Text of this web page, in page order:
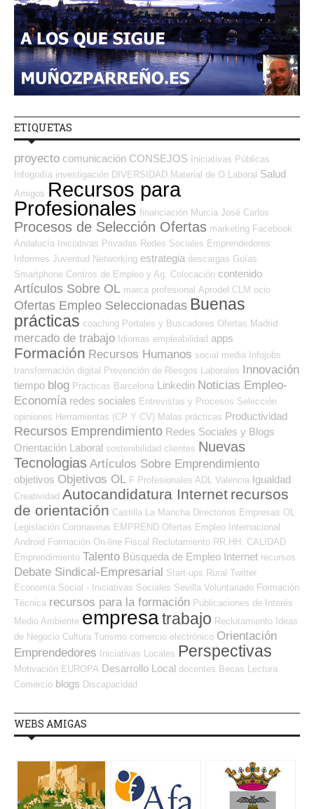
ETIQUETAS
proyecto comunicación CONSEJOS
Iniciativas Públicas
Infografía investigación DIVERSIDAD Material de O.Laboral Salud
Amigos Recursos para
Profesionales financiación Murcia José Carlos
Procesos de Selección Ofertas marketing Facebook
Andalucía Iniciativas Privadas Redes Sociales Emprendedores
Informes Juventud Networking estrategia descargas Guías
Smartphone Centros de Empleo y Ag. Colocación contenido
Artículos Sobre OL marca profesional Aprodel CLM ocio
Ofertas Empleo Seleccionadas Buenas
prácticas coaching Portales y Buscadores Ofertas Madrid
mercado de trabajo Idiomas empleabilidad apps
Formación Recursos Humanos social media Infojobs
transformación digital Prevención de Riesgos Laborales Innovación
tiempo blog Prácticas Barcelona Linkedin Noticias Empleo-
Economía redes sociales Entrevistas y Procesos Selección
opiniones Herramientas (CP Y CV) Malas prácticas Productividad
Recursos Emprendimiento Redes Sociales y Blogs
Orientación Laboral sostenibilidad clientes Nuevas
Tecnologias Artículos Sobre Emprendimiento
objetivos Objetivos OL F Profesionales ADL Valencia Igualdad
Creatividad Autocandidatura Internet recursos
de orientación Castilla La Mancha Directorios Empresas OL
Legislación Coronavirus EMPREND Ofertas Empleo Internacional
Android Formación On-line Fiscal Reclutamiento RR.HH. CALIDAD
Emprendimiento Talento Búsqueda de Empleo Internet recursos
Debate Sindical-Empresarial Start-ups Rural Twitter
Economía Social - Iniciativas Sociales Sevilla Voluntariado Formación
Técnica recursos para la formación Publicaciones de Interés
Medio Ambiente empresatrabajo Reclutamiento Ideas
de Negocio Cultura Turismo comercio electrónico Orientación
Emprendedores
Iniciativas Locales Perspectivas
Motivación EUROPA Desarrollo Local docentes Becas Lectura
Comercio blogs Discapacidad
WEBS AMIGAS